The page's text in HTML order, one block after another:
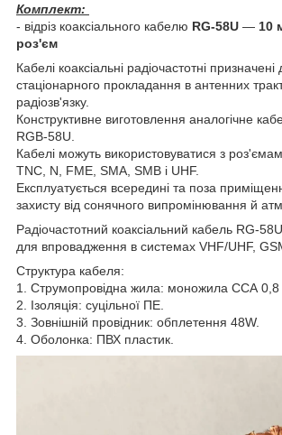
Комплект:
- відріз коаксіального кабелю RG-58U — 10
роз'єм
Кабелі коаксіальні радіочастотні
стаціонарного прокладання в антенних
радіозв'язку.
Конструктивне виготовлення аналогічне
RGB-58U.
Кабелі можуть використовуватися з
TNC, N, FME, SMA, SMB і UHF.
Експлуатується всередині та поза
захисту від сонячного випромінювання й
Радіочастотний коаксіальний кабель RG-
для впровадження в системах VHF/UHF,
Структура кабеля:
1. Струмопровідна жила: моножила ССА 0,8
2. Ізоляція: суцільної ПЕ.
3. Зовнішній провідник: обплетення 48W.
4. Оболонка: ПВХ пластик.